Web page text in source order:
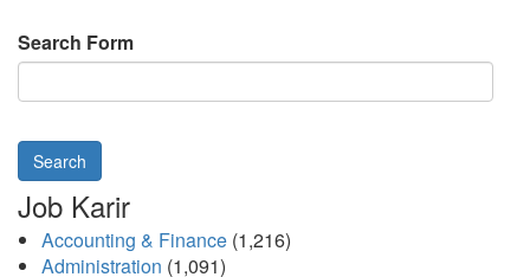
Search Form
Search
Job Karir
Accounting & Finance (1,216)
Administration (1,091)